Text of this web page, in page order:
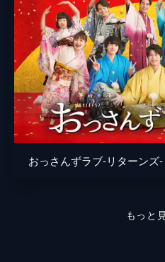
おっさんずラブ-リターンズ-
もっと